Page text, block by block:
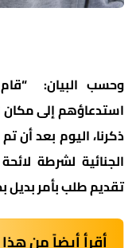
وحسب البيان:
استدعاؤهم إلى مكان
ذكرنا، اليوم بعد أن
الجنائية لشرطة
تقديم طلب بأمر بديل
أقرأ أيضاً من